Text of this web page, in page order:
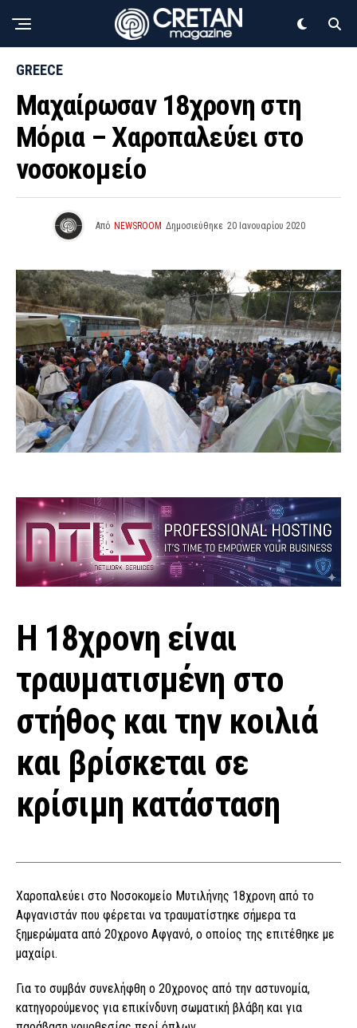
GREECE
Μαχαίρωσαν 18χρονη στη
Μόρια – Χαροπαλεύει στο
νοσοκομείο
Από NEWSROOM Δημοσιεύθηκε 20 Ιανουαρίου 2020
Η 18χρονη είναι
τραυματισμένη στο
στήθος και την κοιλιά
και βρίσκεται σε
κρίσιμη κατάσταση
Χαροπαλεύει στο Νοσοκομείο Μυτιλήνης 18χρονη από το
Αφγανιστάν που φέρεται να τραυματίστηκε σήμερα τα
ξημερώματα από 20χρονο Αφγανό, ο οποίος της επιτέθηκε με
μαχαίρι.
Για το συμβάν συνελήφθη ο 20χρονος από την αστυνομία,
κατηγορούμενος για επικίνδυνη σωματική βλάβη και για